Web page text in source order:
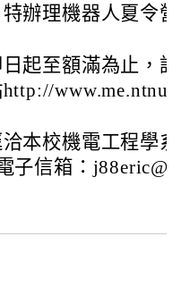
辦理機器人夏令
起至額滿為止，
本校機電工程學
子信箱：